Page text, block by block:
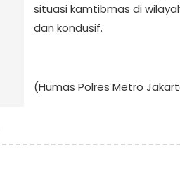
situasi kamtibmas di
dan kondusif.
(Humas Polres Metro